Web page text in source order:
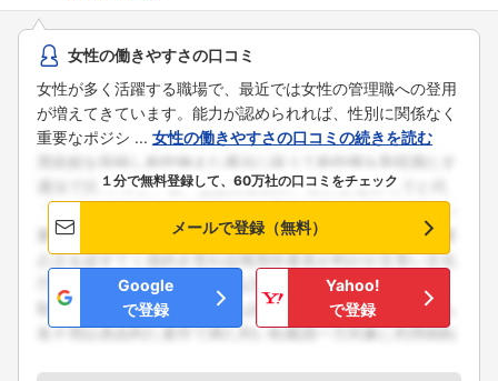
女性の働きやすさの口コミ
女性が多く活躍する職場で、最近では女性の管理職への登用
が増えてきています。能力が認められれば、性別に関係なく
重要なポジシ ... 女性の働きやすさの口コミの続きを読む
１分で無料登録して、60万社の口コミをチェック
メールで登録（無料）
Google
で登録
Yahoo!
で登録